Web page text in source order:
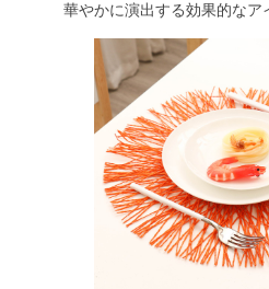
華やかに演出する効果的なア